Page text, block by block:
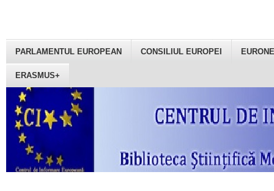
PARLAMENTUL EUROPEAN CONSILIUL EUROPEI
ERASMUS+